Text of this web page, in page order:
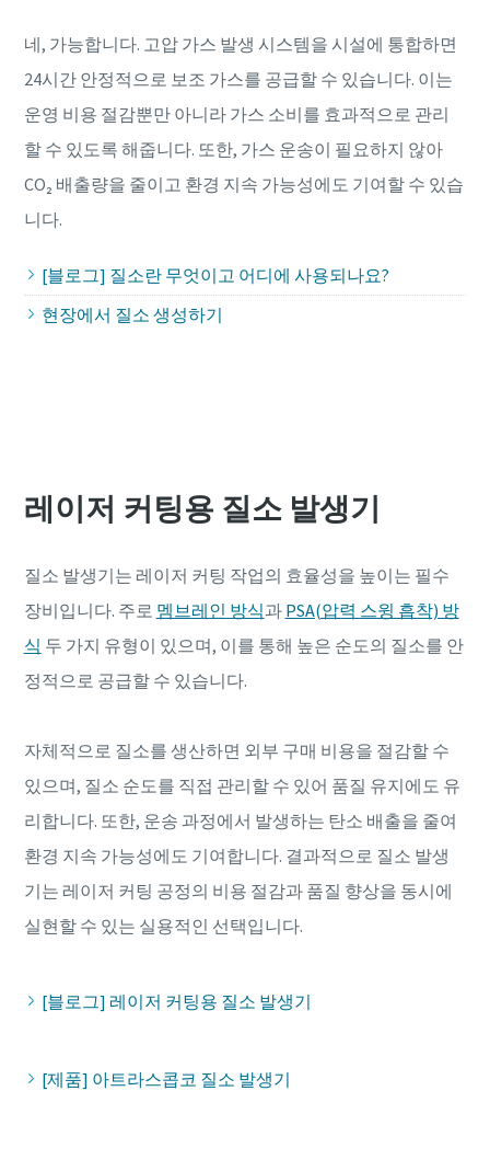
네, 가능합니다. 고압 가스 발생 시스템을 시설에 통합하면
24시간 안정적으로 보조 가스를 공급할 수 있습니다. 이는
운영 비용 절감뿐만 아니라 가스 소비를 효과적으로 관리
할 수 있도록 해줍니다. 또한, 가스 운송이 필요하지 않아
CO₂ 배출량을 줄이고 환경 지속 가능성에도 기여할 수 있습
니다.
[블로그] 질소란 무엇이고 어디에 사용되나요?
현장에서 질소 생성하기
레이저 커팅용 질소 발생기
질소 발생기는 레이저 커팅 작업의 효율성을 높이는 필수
장비입니다. 주로 멤브레인 방식과 PSA(압력 스윙 흡착) 방
식 두 가지 유형이 있으며, 이를 통해 높은 순도의 질소를 안
정적으로 공급할 수 있습니다.
자체적으로 질소를 생산하면 외부 구매 비용을 절감할 수
있으며, 질소 순도를 직접 관리할 수 있어 품질 유지에도 유
리합니다. 또한, 운송 과정에서 발생하는 탄소 배출을 줄여
환경 지속 가능성에도 기여합니다. 결과적으로 질소 발생
기는 레이저 커팅 공정의 비용 절감과 품질 향상을 동시에
실현할 수 있는 실용적인 선택입니다.
[블로그] 레이저 커팅용 질소 발생기
[제품] 아트라스콥코 질소 발생기